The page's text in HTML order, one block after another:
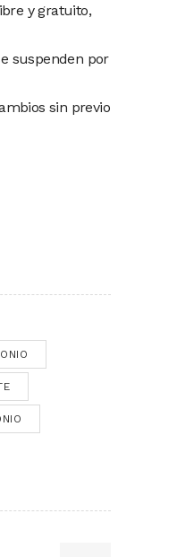
y gratuito,
suspenden por
sin previo